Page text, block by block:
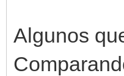
Algunos